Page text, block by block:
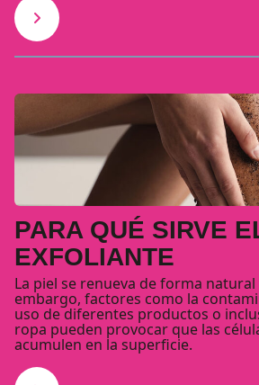
PARA QUÉ SIRVE
EXFOLIANTE
La piel se renueva de forma
embargo, factores como la
uso de diferentes productos o
ropa pueden provocar que las
acumulen en la superficie.